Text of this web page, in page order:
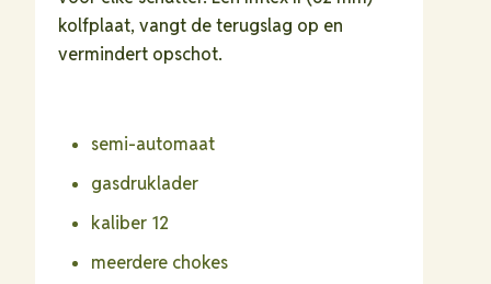
kolfplaat, vangt de terugslag op en
vermindert opschot.
semi-automaat
gasdruklader
kaliber 12
meerdere chokes